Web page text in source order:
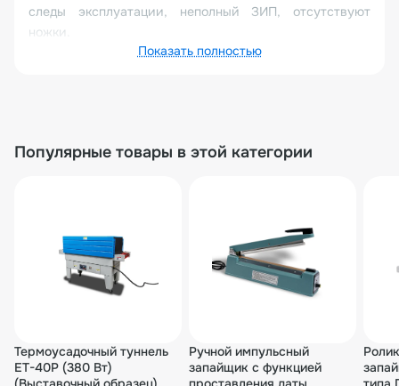
следы эксплуатации, неполный ЗИП, отсутствуют
ножки.
Импульсный запайщик HL-600 — это уникальный
пузырьковую пленку. Ширина запайки порядка 3 мм.
экономична, мощность потребляется не постоянно, а
только в момент смыкания и запайки. Регулируя
время запайки, можно добиться желаемого
упаковочного эффекта, вплоть до разделения пакета
интуитивно понятное управление позволяет начать
работу сразу.
Показать полностью
Популярные товары в этой категории
Термоусадочный туннель
ET-40P (380 Вт)
Ручной импульсный
запайщик с функцией